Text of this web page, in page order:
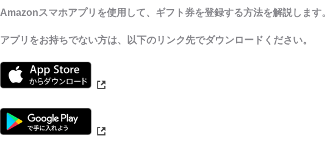
Amazonスマホアプリを使用して、ギフト券を登録する方法を解説します。
アプリをお持ちでない方は、以下のリンク先でダウンロードください。